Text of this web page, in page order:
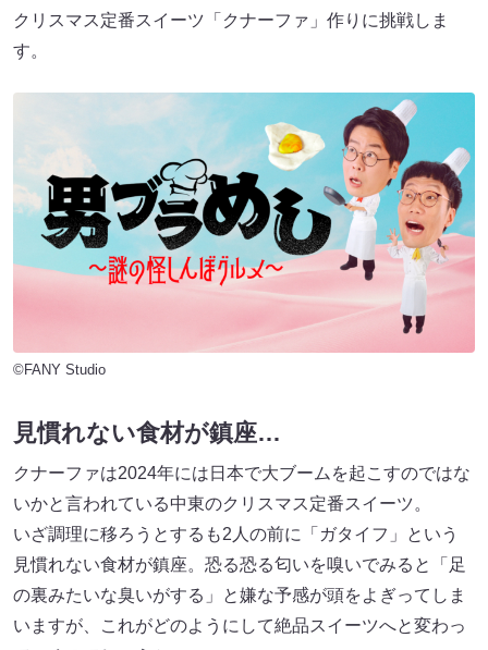
クリスマス定番スイーツ「クナーファ」作りに挑戦しま
す。
©FANY Studio
見慣れない食材が鎮座…
クナーファは2024年には日本で大ブームを起こすのではな
いかと言われている中東のクリスマス定番スイーツ。
いざ調理に移ろうとするも2人の前に「ガタイフ」という
見慣れない食材が鎮座。恐る恐る匂いを嗅いでみると「足
の裏みたいな臭いがする」と嫌な予感が頭をよぎってしま
いますが、これがどのようにして絶品スイーツへと変わっ